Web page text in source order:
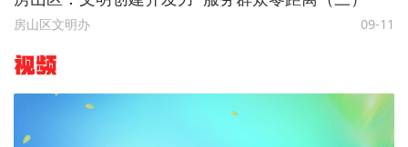
房山区文明办 09-11
视频